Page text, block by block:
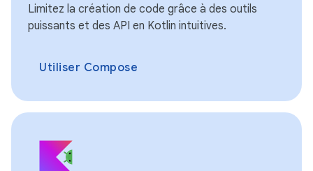
Limitez la création de code grâce à des outils
puissants et des API en Kotlin intuitives.
Utiliser Compose